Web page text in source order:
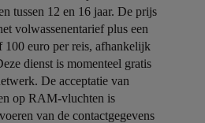
tussen 12 en 16 jaar. De prijs
volwassenentarief plus een
100 euro per reis, afhankelijk
dienst is momenteel gratis
De acceptatie van
op RAM-vluchten is
van de contactgegevens